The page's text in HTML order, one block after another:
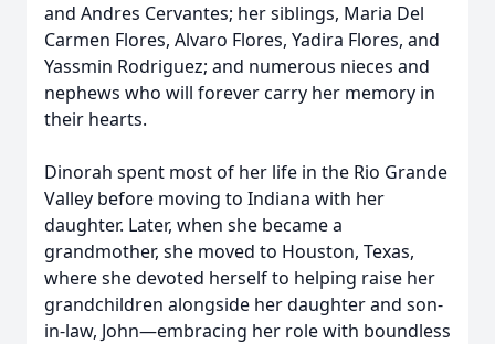
and Andres Cervantes; her siblings, Maria Del
Carmen Flores, Alvaro Flores, Yadira Flores, and
Yassmin Rodriguez; and numerous nieces and
nephews who will forever carry her memory in
their hearts.
Dinorah spent most of her life in the Rio Grande
Valley before moving to Indiana with her
daughter. Later, when she became a
grandmother, she moved to Houston, Texas,
where she devoted herself to helping raise her
grandchildren alongside her daughter and son-
in-law, John—embracing her role with boundless